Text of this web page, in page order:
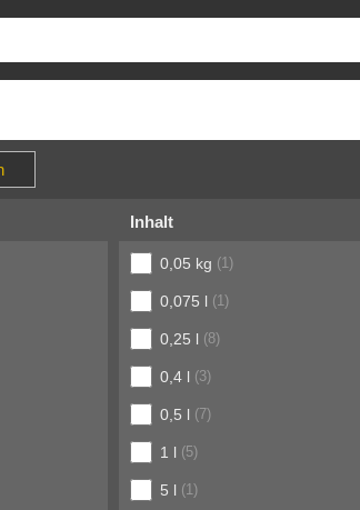
Inhalt
0,05 kg (1)
0,075 l (1)
0,25 l (8)
0,4 l (3)
0,5 l (7)
1 l (5)
5 l (1)